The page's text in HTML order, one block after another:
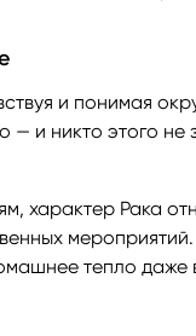
и понимая
и никто этого не
характер Рака
тепло даже